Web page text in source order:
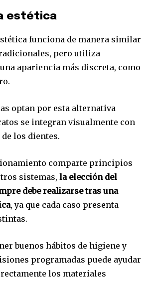
estética
funciona de manera similar
pero utiliza
apariencia más discreta, como
optan por esta alternativa
se integran visualmente con
los dientes.
comparte principios
sistemas, la elección del
debe realizarse tras una
, ya que cada caso presenta
buenos hábitos de higiene y
programadas puede ayudar
los materiales